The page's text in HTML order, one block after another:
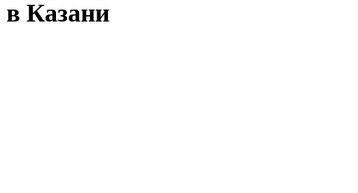
в Казани